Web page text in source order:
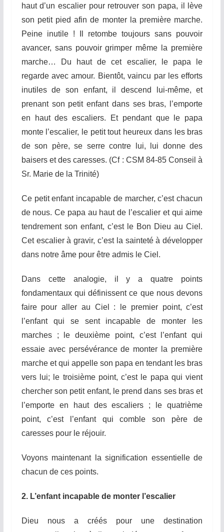
haut d’un escalier pour retrouver son papa, il lève
son petit pied afin de monter la première marche.
Peine inutile ! Il retombe toujours sans pouvoir
avancer, sans pouvoir grimper même la première
marche… Du haut de cet escalier, le papa le
regarde avec amour. Bientôt, vaincu par les efforts
inutiles de son enfant, il descend lui-même, et
prenant son petit enfant dans ses bras, l’emporte
en haut des escaliers. Et pendant que le papa
monte l’escalier, le petit tout heureux dans les bras
de son père, se serre contre lui, lui donne des
baisers et des caresses. (Cf : CSM 84-85 Conseil à
Sr. Marie de la Trinité)
Ce petit enfant incapable de marcher, c’est chacun
de nous. Ce papa au haut de l’escalier et qui aime
tendrement son enfant, c’est le Bon Dieu au Ciel.
Cet escalier à gravir, c’est la sainteté à développer
dans notre âme pour être admis le Ciel.
Dans cette analogie, il y a quatre points
fondamentaux qui définissent ce que nous devons
faire pour aller au Ciel : le premier point, c’est
l’enfant qui se sent incapable de monter les
marches ; le deuxième point, c’est l’enfant qui
essaie avec persévérance de monter la première
marche et qui appelle son papa en tendant les bras
vers lui; le troisième point, c’est le papa qui vient
chercher son petit enfant, le prend dans ses bras et
l’emporte en haut des escaliers ; le quatrième
point, c’est l’enfant qui comble son père de
caresses pour le réjouir.
Voyons maintenant la signification essentielle de
chacun de ces points.
2. L’enfant incapable de monter l’escalier
Dieu nous a créés pour une destination